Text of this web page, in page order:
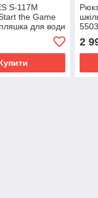
S-117M
the Game
для води
2